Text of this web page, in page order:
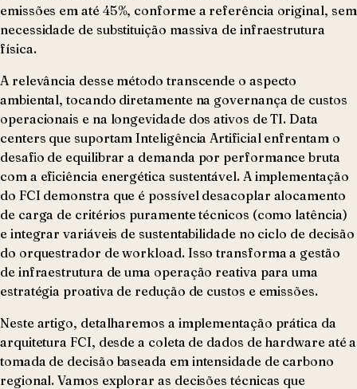
emissões em até 45%, conforme a referência original, sem
necessidade de substituição massiva de infraestrutura
física.
A relevância desse método transcende o aspecto
ambiental, tocando diretamente na governança de custos
operacionais e na longevidade dos ativos de TI. Data
centers que suportam Inteligência Artificial enfrentam o
desafio de equilibrar a demanda por performance bruta
com a eficiência energética sustentável. A implementação
do FCI demonstra que é possível desacoplar alocamento
de carga de critérios puramente técnicos (como latência)
e integrar variáveis de sustentabilidade no ciclo de decisão
do orquestrador de workload. Isso transforma a gestão
de infraestrutura de uma operação reativa para uma
estratégia proativa de redução de custos e emissões.
Neste artigo, detalharemos a implementação prática da
arquitetura FCI, desde a coleta de dados de hardware até a
tomada de decisão baseada em intensidade de carbono
regional. Vamos explorar as decisões técnicas que